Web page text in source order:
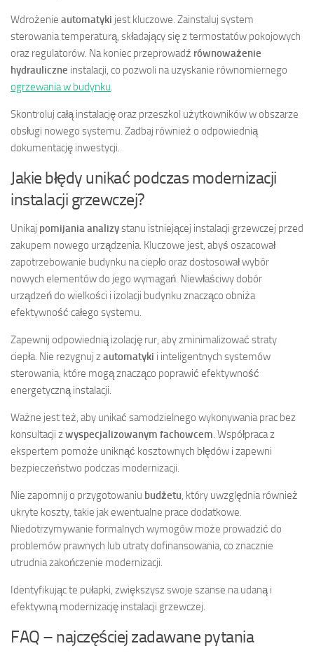
Wdrożenie automatyki jest kluczowe. Zainstaluj system
sterowania temperaturą, składający się z termostatów pokojowych
oraz regulatorów. Na koniec przeprowadź równoważenie
hydrauliczne instalacji, co pozwoli na uzyskanie równomiernego
ogrzewania w budynku.
Skontroluj całą instalację oraz przeszkol użytkowników w obszarze
obsługi nowego systemu. Zadbaj również o odpowiednią
dokumentację inwestycji.
Jakie błędy unikać podczas modernizacji
instalacji grzewczej?
Unikaj pomijania analizystanu istniejącej instalacji grzewczej przed
zakupem nowego urządzenia. Kluczowe jest, abyś oszacował
zapotrzebowanie budynku na ciepło oraz dostosował wybór
nowych elementów do jego wymagań. Niewłaściwy dobór
urządzeń do wielkości i izolacji budynku znacząco obniża
efektywność całego systemu.
Zapewnij odpowiednią izolację rur, aby zminimalizować straty
ciepła. Nie rezygnuj zautomatyki i inteligentnych systemów
sterowania, które mogą znacząco poprawić efektywność
energetyczną instalacji.
Ważne jest też, aby unikać samodzielnego wykonywania prac bez
konsultacji zwyspecjalizowanym fachowcem. Współpraca z
ekspertem pomoże uniknąć kosztownych błędów i zapewni
bezpieczeństwo podczas modernizacji.
Nie zapomnij o przygotowaniu budżetu, który uwzględnia również
ukryte koszty, takie jak ewentualne prace dodatkowe.
Niedotrzymywanie formalnych wymogów może prowadzić do
problemów prawnych lub utraty dofinansowania, co znacznie
utrudnia zakończenie modernizacji.
Identyfikując te pułapki, zwiększysz swoje szanse na udaną i
efektywną modernizację instalacji grzewczej.
FAQ – najczęściej zadawane pytania